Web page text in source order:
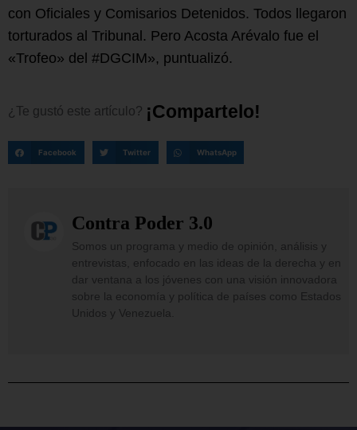
con Oficiales y Comisarios Detenidos. Todos llegaron
torturados al Tribunal. Pero Acosta Arévalo fue el
«Trofeo» del #DGCIM», puntualizó.
¿Te gustó este artículo? ¡Compartelo!
Facebook Twitter WhatsApp
Contra Poder 3.0
Somos un programa y medio de opinión, análisis y
entrevistas, enfocado en las ideas de la derecha y en
dar ventana a los jóvenes con una visión innovadora
sobre la economía y política de países como Estados
Unidos y Venezuela.